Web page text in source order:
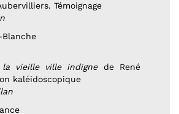
Témoignage
Blanche
la vieille ville indignede René
kaléidoscopique